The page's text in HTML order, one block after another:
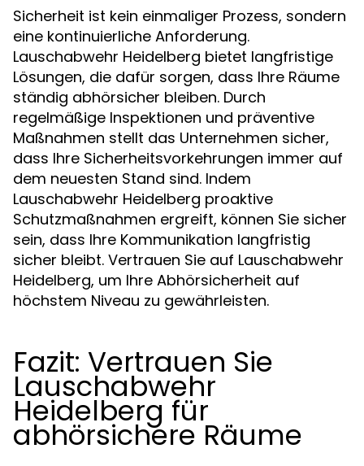
Sicherheit ist kein einmaliger Prozess, sondern
eine kontinuierliche Anforderung.
Lauschabwehr Heidelberg bietet langfristige
Lösungen, die dafür sorgen, dass Ihre Räume
ständig abhörsicher bleiben. Durch
regelmäßige Inspektionen und präventive
Maßnahmen stellt das Unternehmen sicher,
dass Ihre Sicherheitsvorkehrungen immer auf
dem neuesten Stand sind. Indem
Lauschabwehr Heidelberg proaktive
Schutzmaßnahmen ergreift, können Sie sicher
sein, dass Ihre Kommunikation langfristig
sicher bleibt. Vertrauen Sie auf Lauschabwehr
Heidelberg, um Ihre Abhörsicherheit auf
höchstem Niveau zu gewährleisten.
Fazit: Vertrauen Sie
Lauschabwehr
Heidelberg für
abhörsichere Räume